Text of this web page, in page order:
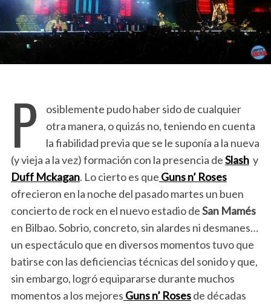
P
osiblemente pudo haber sido de cualquier
otra manera, o quizás no, teniendo en cuenta
la fiabilidad previa que se le suponía a la nueva
(y vieja a la vez) formación con la presencia deSlashy
Duff Mckagan. Lo cierto es que Guns n’ Roses
ofrecieron en la noche del pasado martes un buen
concierto de rock en el nuevo estadio deSan Mamés
en Bilbao. Sobrio, concreto, sin alardes ni desmanes…
un espectáculo que en diversos momentos tuvo que
batirse con las deficiencias técnicas del sonido y que,
sin embargo, logró equipararse durante muchos
momentos a los mejores Guns n’ Rosesde décadas